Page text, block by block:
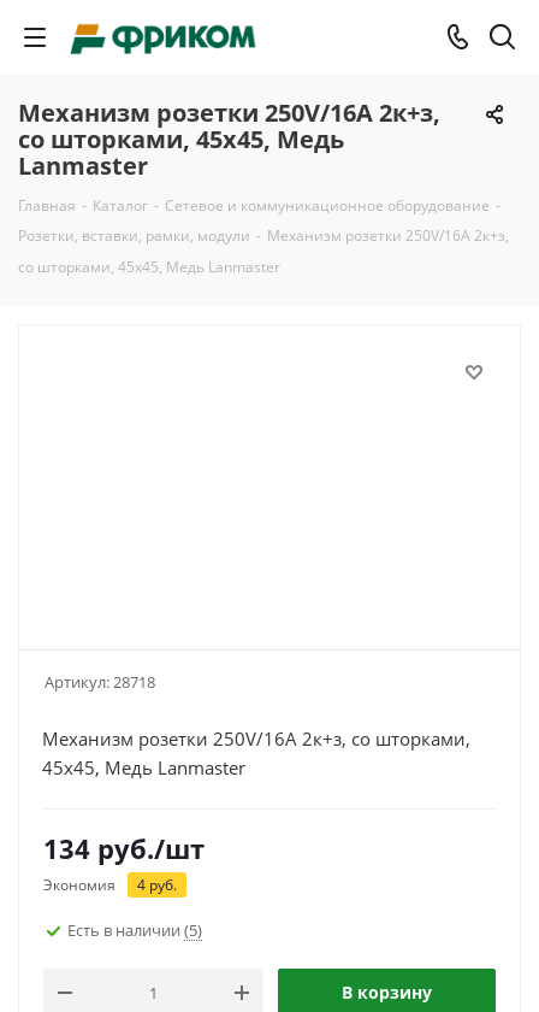
Механизм розетки 250V/16A 2к+з,
со шторками, 45x45, Медь
Lanmaster
Главная - Каталог - Сетевое и коммуникационное оборудование -
Розетки, вставки, рамки, модули - Механизм розетки 250V/16A 2к+з,
со шторками, 45x45, Медь Lanmaster
Артикул:28718
Механизм розетки 250V/16A 2к+з, со шторками,
45x45, Медь Lanmaster
134 руб./шт
Экономия 4 руб.
Есть в наличии (5)
В корзину